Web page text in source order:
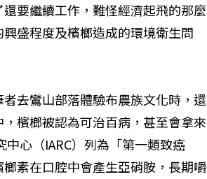
要繼續工作，難怪經濟起飛的那麼
盛程度及檳榔造成的環境衛生問
去鸞山部落體驗布農族文化時，還
檳榔被認為可治百病，甚至會拿來
心（IARC）列為「第一類致癌
素在口腔中會產生亞硝胺，長期嚼